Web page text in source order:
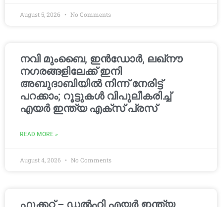
August 5, 2026 No Comments
നവി മുംബൈ, ഇൻഡോർ, ലഖ്നൗ
നഗരങ്ങളിലേക്ക് ഇനി
അബുദാബിയിൽ നിന്ന് നേരിട്ട്
പറക്കാം; റൂട്ടുകൾ വിപുലീകരിച്ച്
എയർ ഇന്ത്യ എക്സ് പ്രസ്
READ MORE »
August 4, 2026 No Comments
ഫൂക്കറ്റ് – ഡൽഹി എയര്‍ ഇന്ത്യ